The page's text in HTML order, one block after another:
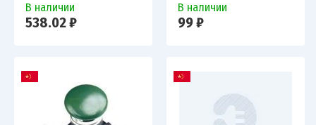
В наличии
538.02 ₽
В наличии
99 ₽